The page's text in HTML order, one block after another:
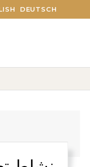
DEUTSCH